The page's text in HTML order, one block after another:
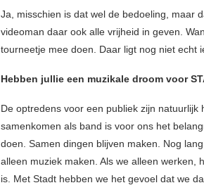
Ja, misschien is dat wel de bedoeling, maar
videoman daar ook alle vrijheid in geven.
tourneetje mee doen. Daar ligt nog niet echt
Hebben jullie een muzikale droom voor
De optredens voor een publiek zijn
samenkomen als band is voor ons het
doen. Samen dingen blijven maken. Nog
alleen muziek maken. Als we alleen werken,
is. Met Stadt hebben we het gevoel dat we